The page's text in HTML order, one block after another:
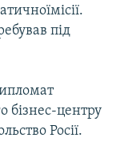
під
бізнес-центру
Росії.